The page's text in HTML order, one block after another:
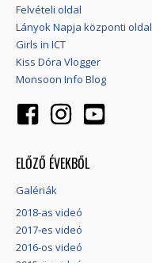
Felvételi oldal
Lányok Napja központi oldal
Girls in ICT
Kiss Dóra Vlogger
Monsoon Info Blog
ELŐZŐ ÉVEKBŐL
Galériák
2018-as videó
2017-es videó
2016-os videó